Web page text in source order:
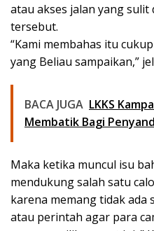
atau akses jalan yang
tersebut.
“Kami membahas itu
yang Beliau sampaikan,”
BACA JUGA LKKS
Membatik Bagi
Maka ketika muncul isu
mendukung salah satu
karena memang tidak ada
atau perintah agar para